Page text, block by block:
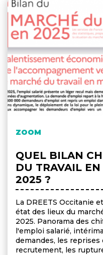
ZOOM
QUEL BILAN
DU TRAVAIL
2025 ?
La DREETS Occitanie
état des lieux du
2025. Panorama des
l'emploi salarié,
demandes, les
recrutement, les